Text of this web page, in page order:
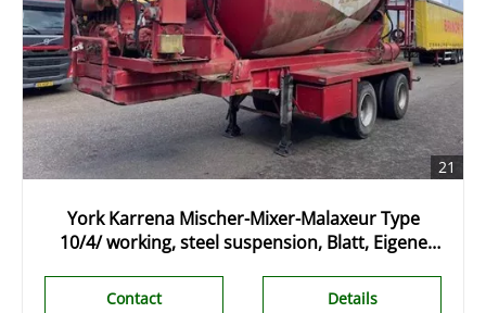
21
York Karrena Mischer-Mixer-Malaxeur Type
10/4/ working, steel suspension, Blatt, Eigene
Details
Contact